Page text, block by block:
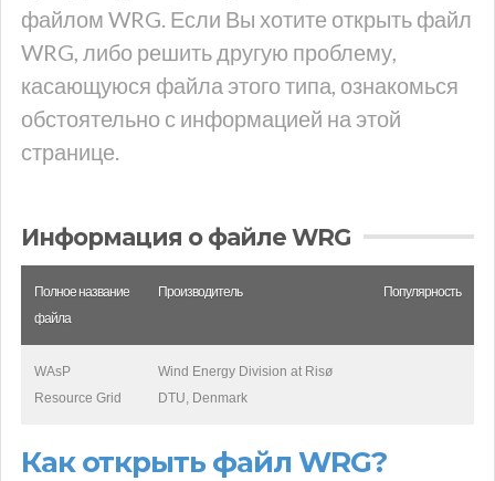
файлом WRG. Если Вы хотите открыть файл
WRG, либо решить другую проблему,
касающуюся файла этого типа, ознакомься
обстоятельно с информацией на этой
странице.
Информация о файле WRG
Полное название
файла
Производитель Популярность
WAsP
Resource Grid
Wind Energy Division at Risø
DTU, Denmark
Как открыть файл WRG?